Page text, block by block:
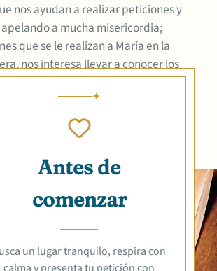
nos ayudan a realizar peticiones y
a mucha misericordia;
que se le realizan a María en la
nos interesa llevar a conocer los
que hablan sobre las oraciones de
a la Santísima
Antes de
comenzar
un lugar tranquilo, respira con